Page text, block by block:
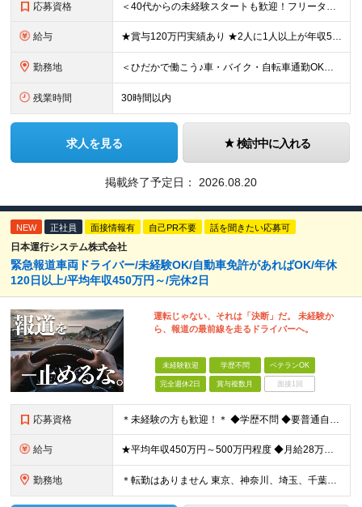
応募資格 ＜40代からの未経験スタートも歓迎！フリーターでもOK＞ type経由での入社者多数！ほぼ全員未経験スタートです◎ ★自己PR＆志望理由必要ナシ ★応募者全員面接 ★未経験OK ★社会人経験初めても
給与 ★賞与120万円実績あり ★2人に1人以上が年収500万円以上 （今後年収500万円以上の層はさらに増える予定。年収500万円以下は多くが直近入社者） ★賞与支給実績120万円あり ★免許取得にかかる
勤務地 ＜ひだかで働こう♪車・バイク・自転車通勤OK！埼玉エリア勤務＞ 埼玉県日高市大字田波目581-3（日高市役所の近く） └転勤なし！ └通勤費上限3万円まで支給 └駐車場完備 【社員の方のお住まい先】
残業時間 30時間以内
求人を見る 検討中に入れる
掲載終了予定日： 2026.08.20
NEW 正社員 面接情報有 自己PR不要 話を聞きたい応募可
日本運行システム株式会社
緊急報道車両ドライバー/未経験OK/自動車免許があればOK/年休
120日以上/平均年収450万円～/完休2日
運転じゃない、それは「決断」だ。 未経験か
ら、報道の最前線を走るドライバーへ。
未経験歓迎 学歴不問 ベテランOK
完全週休2日 賞与複数月 面接1回
応募資格 ＊未経験の方も歓迎！＊ ◆学歴不問 ◆要普通自動車第一種運転免許 ◆守秘義務を守れる方 ※以下の経験が活かせます ・ホスピタリティ・マナーを大事に人と接する仕事の経験 ・整備士やディーラーなど、車
給与 ★平均年収450万円～500万円程度 ◆月給28万円～＋賞与2回＋交通費全額支給＋役職手当 ※試用期間2カ月あり（期間中の雇用形態、待遇に差異はありません） ※月給には月20時間分のみなし残業代3万
勤務地 ＊転勤はありません 東京、神奈川、埼玉、千葉県内での勤務となります ※基本的には直行直帰・配属は通いやすさを考慮します ※U・Iターン歓迎 ※東京勤務メインとなります 【本社】 東京都中央区銀座1